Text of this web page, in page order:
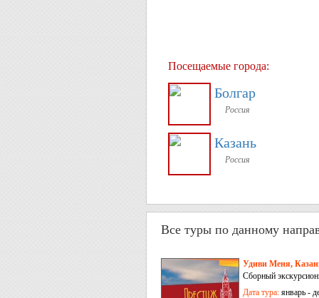
Посещаемые города:
Болгар
Россия
Казань
Россия
Все туры по данному
Удиви Меня,
Сборный
Дата тура: январь -